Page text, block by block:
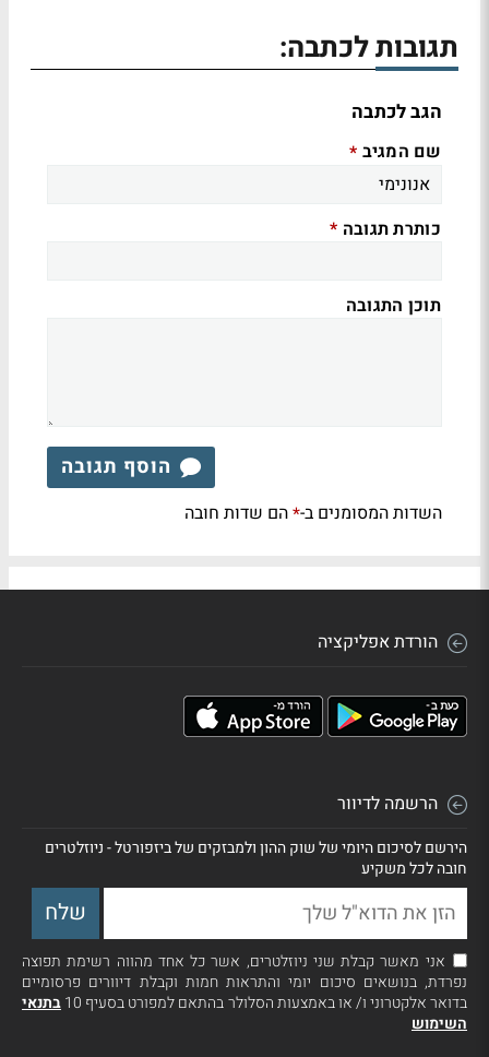
תגובות לכתבה:
הגב לכתבה
שם המגיב *
כותרת תגובה *
תוכן התגובה
הוסף תגובה
השדות המסומנים ב-*הם שדות חובה
הורדת אפליקציה
הרשמה לדיוור
הירשם לסיכום היומי של שוק ההון ולמבזקים של ביזפורטל - ניוזלטרים
חובה לכל משקיע
אני מאשר קבלת שני ניוזלטרים, אשר כל אחד מהווה רשימת תפוצה
נפרדת, בנושאים סיכום יומי והתראות חמות וקבלת דיוורים פרסומיים
בדואר אלקטרוני ו/ או באמצעות הסלולר בהתאם למפורט בסעיף 10
בתנאי
השימוש